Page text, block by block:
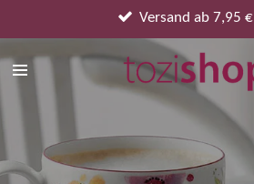
Hauptinhalt
springen
Versand ab 7,95 €